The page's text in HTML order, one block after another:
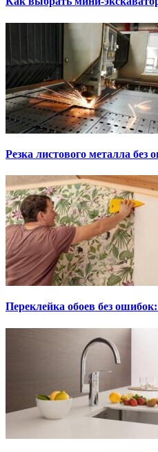
Резка листового металла
Переклейка обоев без